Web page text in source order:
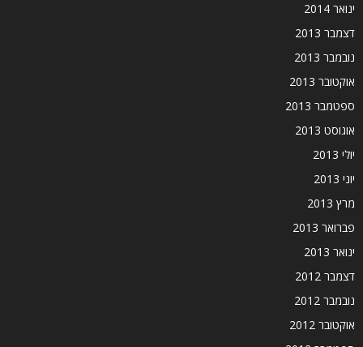
ינואר 2014
דצמבר 2013
נובמבר 2013
אוקטובר 2013
ספטמבר 2013
אוגוסט 2013
יולי 2013
יוני 2013
מרץ 2013
פברואר 2013
ינואר 2013
דצמבר 2012
נובמבר 2012
אוקטובר 2012